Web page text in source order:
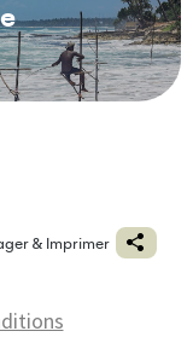
& Imprimer